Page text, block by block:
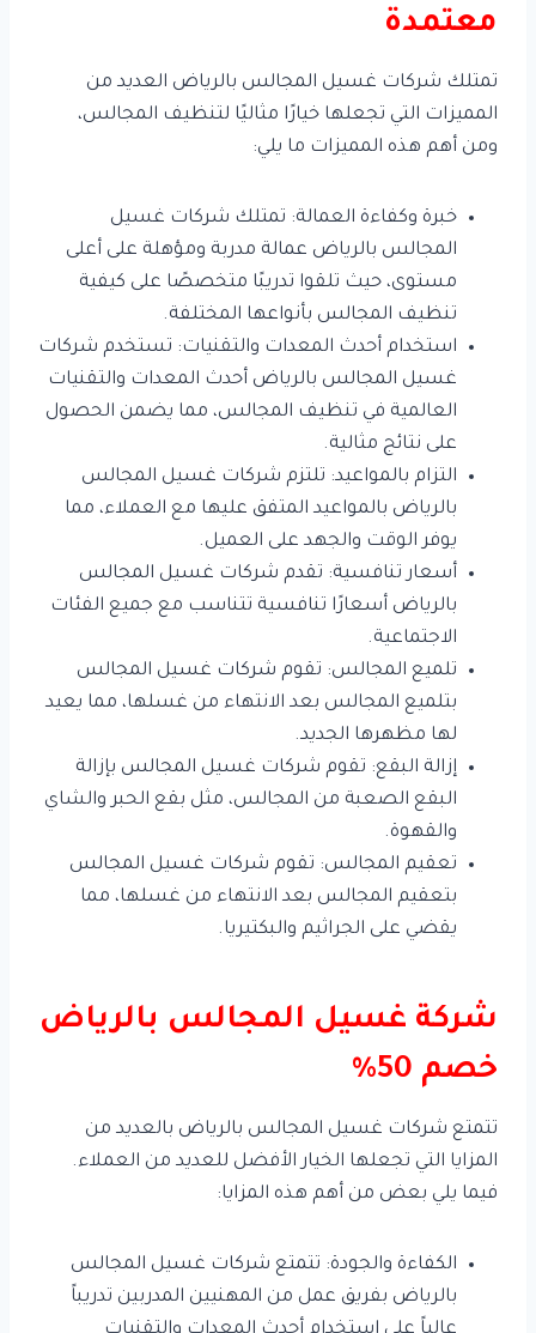
معتمدة
تمتلك شركات غسيل المجالس بالرياض العديد من
المميزات التي تجعلها خيارًا مثاليًا لتنظيف المجالس،
ومن أهم هذه المميزات ما يلي:
خبرة وكفاءة العمالة: تمتلك شركات غسيل
المجالس بالرياض عمالة مدربة ومؤهلة على أعلى
مستوى، حيث تلقوا تدريبًا متخصصًا على كيفية
تنظيف المجالس بأنواعها المختلفة.
استخدام أحدث المعدات والتقنيات: تستخدم شركات
غسيل المجالس بالرياض أحدث المعدات والتقنيات
العالمية في تنظيف المجالس، مما يضمن الحصول
على نتائج مثالية.
التزام بالمواعيد: تلتزم شركات غسيل المجالس
بالرياض بالمواعيد المتفق عليها مع العملاء، مما
يوفر الوقت والجهد على العميل.
أسعار تنافسية: تقدم شركات غسيل المجالس
بالرياض أسعارًا تنافسية تتناسب مع جميع الفئات
الاجتماعية.
تلميع المجالس: تقوم شركات غسيل المجالس
بتلميع المجالس بعد الانتهاء من غسلها، مما يعيد
لها مظهرها الجديد.
إزالة البقع: تقوم شركات غسيل المجالس بإزالة
البقع الصعبة من المجالس، مثل بقع الحبر والشاي
والقهوة.
تعقيم المجالس: تقوم شركات غسيل المجالس
بتعقيم المجالس بعد الانتهاء من غسلها، مما
يقضي على الجراثيم والبكتيريا.
شركة غسيل المجالس بالرياض
خصم 50%
تتمتع شركات غسيل المجالس بالرياض بالعديد من
المزايا التي تجعلها الخيار الأفضل للعديد من العملاء.
فيما يلي بعض من أهم هذه المزايا:
الكفاءة والجودة: تتمتع شركات غسيل المجالس
بالرياض بفريق عمل من المهنيين المدربين تدريباً